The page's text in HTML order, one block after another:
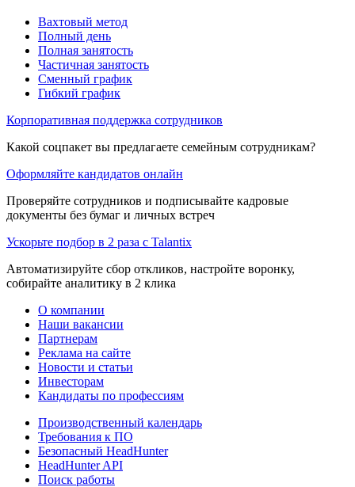
Вахтовый метод
Полный день
Полная занятость
Частичная занятость
Сменный график
Гибкий график
Корпоративная поддержка сотрудников
Какой соцпакет вы предлагаете семейным сотрудникам?
Оформляйте кандидатов онлайн
Проверяйте сотрудников и подписывайте кадровые
документы без бумаг и личных встреч
Ускорьте подбор в 2 раза с Talantix
Автоматизируйте сбор откликов, настройте воронку,
собирайте аналитику в 2 клика
О компании
Наши вакансии
Партнерам
Реклама на сайте
Новости и статьи
Инвесторам
Кандидаты по профессиям
Производственный календарь
Требования к ПО
Безопасный HeadHunter
HeadHunter API
Поиск работы